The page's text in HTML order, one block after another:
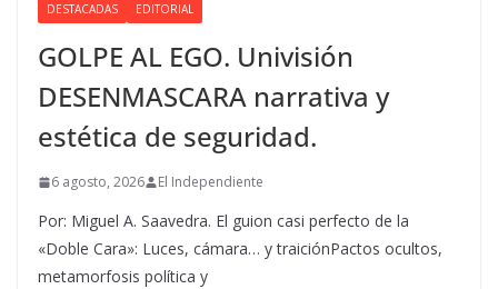
DESTACADAS EDITORIAL
GOLPE AL EGO. Univisión
DESENMASCARA narrativa y
estética de seguridad.
6 agosto, 2026 El Independiente
Por: Miguel A. Saavedra. El guion casi perfecto de la
«Doble Cara»: Luces, cámara… y traiciónPactos ocultos,
metamorfosis política y